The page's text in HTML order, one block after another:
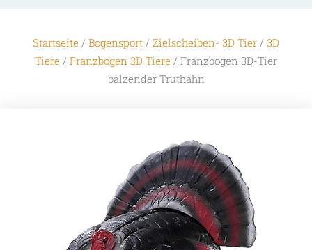
Startseite / Bogensport / Zielscheiben- 3D Tier / 3D
Tiere / Franzbogen 3D Tiere / Franzbogen 3D-Tier
balzender Truthahn